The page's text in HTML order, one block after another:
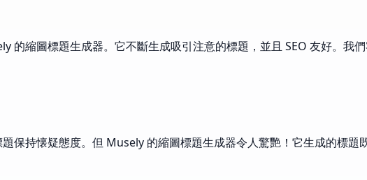
的縮圖標題生成器。它不斷生成吸引注意的標題，並且 SEO 友好。我
保持懐疑態度。但 Musely 的縮圖標題生成器令人驚艷！它生成的標